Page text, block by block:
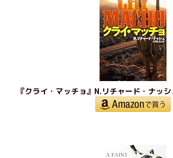
『クライ・マッチョ』N.リチャード・ナッ